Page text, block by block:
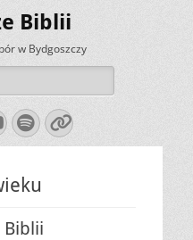
Biblii
w Bydgoszczy
Spotify
Link